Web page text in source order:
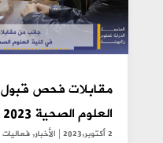
مقابلات فحص
العلوم الصحية 2023 – 2024
2 أكتوبر,2023 | الأخبار,